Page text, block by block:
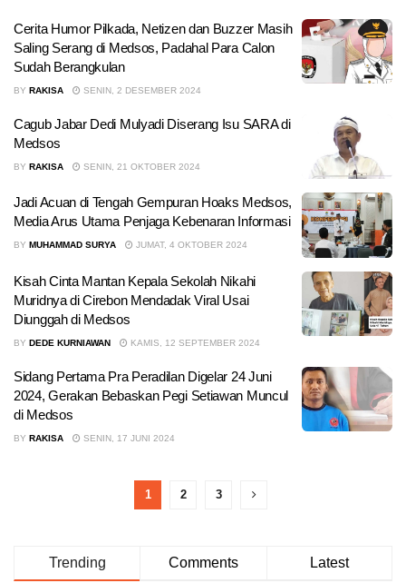
Cerita Humor Pilkada, Netizen dan Buzzer Masih
Saling Serang di Medsos, Padahal Para Calon
Sudah Berangkulan
BY RAKISA SENIN, 2 DESEMBER 2024
Cagub Jabar Dedi Mulyadi Diserang Isu SARA di
Medsos
BY RAKISA SENIN, 21 OKTOBER 2024
Jadi Acuan di Tengah Gempuran Hoaks Medsos,
Media Arus Utama Penjaga Kebenaran Informasi
BY MUHAMMAD SURYA JUMAT, 4 OKTOBER 2024
Kisah Cinta Mantan Kepala Sekolah Nikahi
Muridnya di Cirebon Mendadak Viral Usai
Diunggah di Medsos
BY DEDE KURNIAWAN KAMIS, 12 SEPTEMBER 2024
Sidang Pertama Pra Peradilan Digelar 24 Juni
2024, Gerakan Bebaskan Pegi Setiawan Muncul
di Medsos
BY RAKISA SENIN, 17 JUNI 2024
1 2 3
Trending Comments Latest